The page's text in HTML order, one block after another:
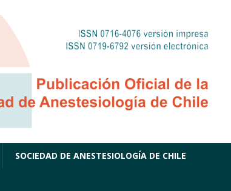
SOCIEDAD DE ANESTESIOLOGÍA DE CHILE